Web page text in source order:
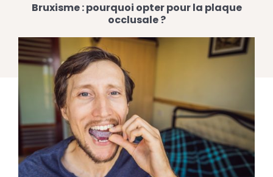
Bruxisme : pourquoi opter pour la plaque
occlusale ?